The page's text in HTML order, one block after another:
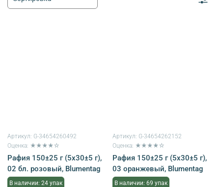
Артикул: G-34654260492
Оценка: ★★★★☆
Рафия 150±25 г (5х30±5 г),
02 бл. розовый, Blumentag
В наличии: 24 упак
Артикул: G-34654262152
Оценка: ★★★★☆
Рафия 150±25 г (5х30±5 г),
03 оранжевый, Blumentag
В наличии: 69 упак